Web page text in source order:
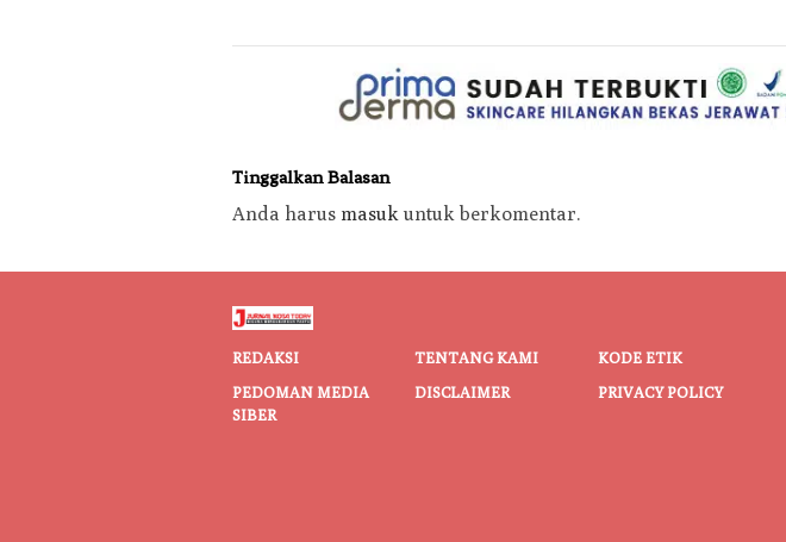
Tinggalkan Balasan
Anda harus masuk untuk berkomentar.
REDAKSI TENTANG KAMI
KODE ETIK
PEDOMAN MEDIA
SIBER
DISCLAIMER PRIVACY POLICY